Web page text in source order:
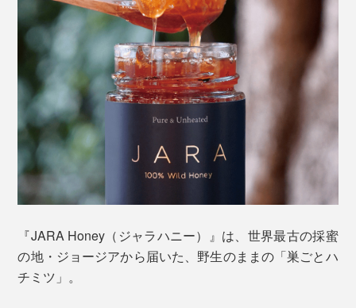
『JARA Honey（ジャラハニー）』は、世界最古の採蜜
の地・ジョージアから届いた、野生のままの「巣ごとハ
チミツ」。